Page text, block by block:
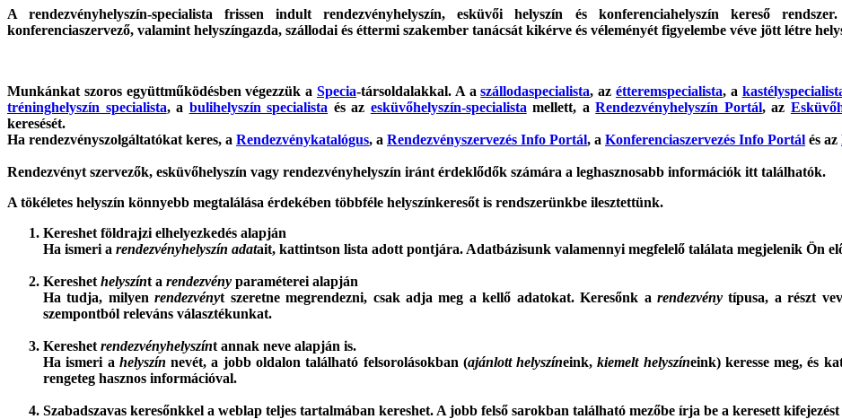
A rendezvényhelyszín-specialista frissen indult rendezvényhelyszín, esküvői helyszín és konferenciahelyszín kereső rendszer.
konferenciaszervező, valamint helyszíngazda, szállodai és éttermi szakember tanácsát kikérve és véleményét figyelembe véve jött létre
Munkánkat szoros együttműködésben végezzük a Specia-társoldalakkal. A aszállodaspecialista, az étteremspecialista, a
tréninghelyszín specialista, a bulihelyszín specialista és az esküvőhelyszín-specialista mellett, aRendezvényhelyszín Portál,az
keresését.
Ha rendezvényszolgáltatókat keres, a Rendezvénykatalógus, a Rendezvényszervezés Info Portál, a Konferenciaszervezés Info Portál és az
Rendezvényt szervezők, esküvőhelyszín vagy rendezvényhelyszín iránt érdeklődők számára a leghasznosabb információk itt találhatók.
A tökéletes helyszín könnyebb megtalálása érdekében többféle helyszínkeresőt is rendszerünkbe ilesztettünk.
Kereshet földrajzi elhelyezkedés alapján
Ha ismeri a rendezvényhelyszín adatait, kattintson lista adott pontjára. Adatbázisunk valamennyi megfelelő találata megjelenik Ön
Kereshet helyszínt a rendezvény paraméterei alapján
Ha tudja, milyenrendezvényt szeretne megrendezni, csak adja meg a kellő adatokat. Keresőnk a rendezvénytípusa, a részt
szempontból releváns választékunkat.
Kereshet rendezvényhelyszínt annak neve alapján is.
Ha ismeri a helyszín nevét, a jobb oldalon található felsorolásokban (ajánlott helyszíneink,kiemelt helyszíneink) keresse meg, és
rengeteg hasznos információval.
Szabadszavas keresőnkkel a weblap teljes tartalmában kereshet. A jobb felső sarokban található mezőbe írja be a keresett